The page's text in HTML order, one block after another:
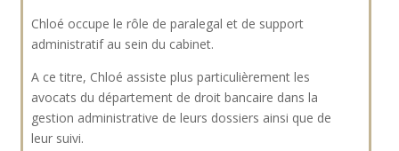
Chloé occupe le rôle de paralegal et de support
administratif au sein du cabinet.
A ce titre, Chloé assiste plus particulièrement les
avocats du département de droit bancaire dans la
gestion administrative de leurs dossiers ainsi que de
leur suivi.